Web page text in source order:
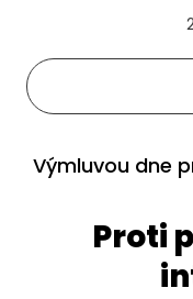
Výmluvou dne
Proti